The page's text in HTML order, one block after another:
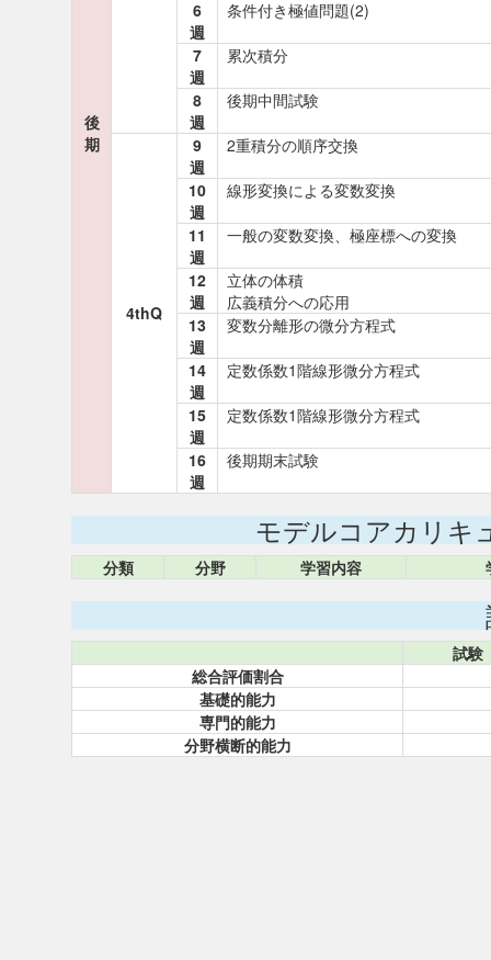
後
期
6
週
条件付き極値問題(2)
7
週
累次積分
8
週
後期中間試験
4thQ
9
週
2重積分の順序交換
10
週
線形変換による変数変換
11
週
一般の変数変換、極座標への変換
12
週
立体の体積
広義積分への応用
13
週
変数分離形の微分方程式
14
週
定数係数1階線形微分方程式
15
週
定数係数1階線形微分方程式
16
週
後期期末試験
モデルコアカリキ
分類 分野 学習内容
試験
総合評価割合
基礎的能力
専門的能力
分野横断的能力